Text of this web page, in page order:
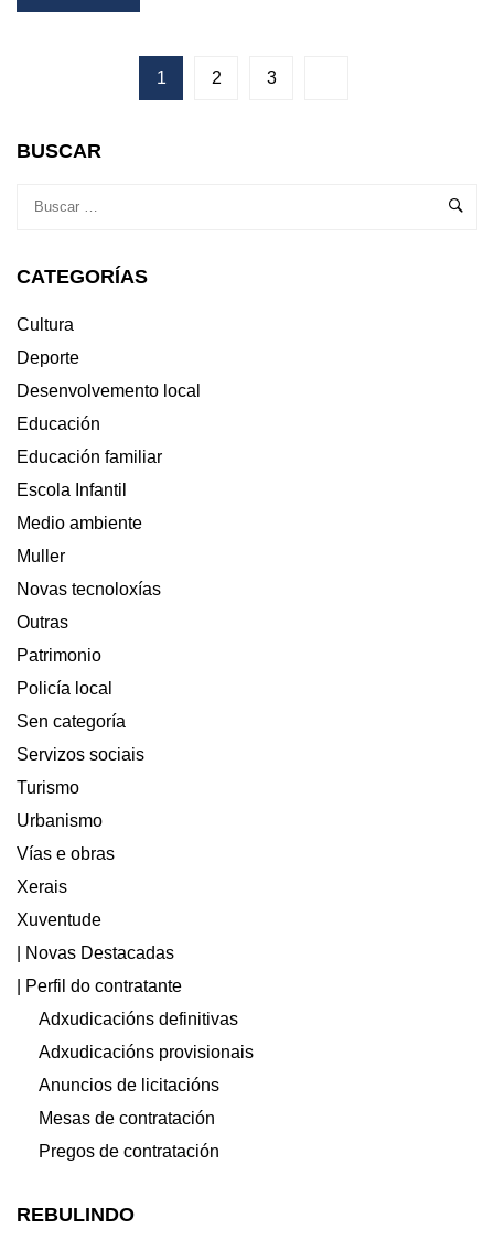
MORE
CONVOCATORIA
O
DE
1 2 3
BUSCAR
CATEGORÍAS
Cultura
Deporte
Desenvolvemento local
Educación
Educación familiar
Escola Infantil
Medio ambiente
Muller
Novas tecnoloxías
Outras
Patrimonio
Policía local
Sen categoría
Servizos sociais
Turismo
Urbanismo
Vías e obras
Xerais
Xuventude
| Novas Destacadas
| Perfil do contratante
Adxudicacións definitivas
Adxudicacións provisionais
Anuncios de licitacións
Mesas de contratación
Pregos de contratación
REBULINDO